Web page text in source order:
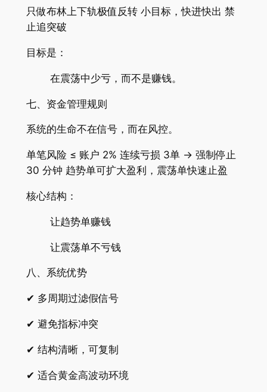
只做布林上下轨极值反转 小目标，快进快出 禁
止追突破
目标是：
在震荡中少亏，而不是赚钱。
七、资金管理规则
系统的生命不在信号，而在风控。
单笔风险 ≤ 账户 2% 连续亏损 3单 → 强制停止
30 分钟 趋势单可扩大盈利，震荡单快速止盈
核心结构：
让趋势单赚钱
让震荡单不亏钱
八、系统优势
✔ 多周期过滤假信号
✔ 避免指标冲突
✔ 结构清晰，可复制
✔ 适合黄金高波动环境